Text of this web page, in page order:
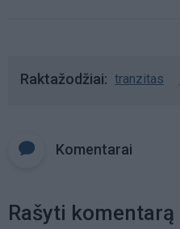
Raktažodžiai tranzitas
Komentarai
Rašyti komentarą